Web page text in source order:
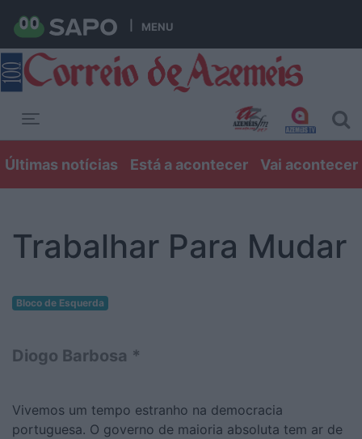
MENU
Últimas notícias Está a acontecer Vai acontecer
Trabalhar Para Mudar
Bloco de Esquerda
Diogo Barbosa *
Vivemos um tempo estranho na democracia
portuguesa. O governo de maioria absoluta tem ar de